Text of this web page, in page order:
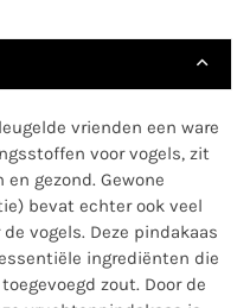
vrienden een ware
voor vogels, zit
gezond. Gewone
bevat echter ook veel
vogels. Deze pindakaas
ingrediënten die
zout. Door de